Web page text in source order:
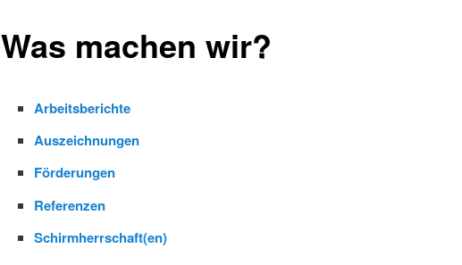
Was machen wir?
Arbeitsberichte
Auszeichnungen
Förderungen
Referenzen
Schirmherrschaft(en)